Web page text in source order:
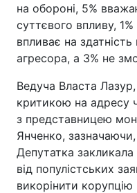
на обороні, 5%
суттєвого впливу,
впливає на
агресора, а 3% не
Ведуча Власта
критикою на адресу
з представницею
Янченко,
Депутатка
від популістських
викорінити